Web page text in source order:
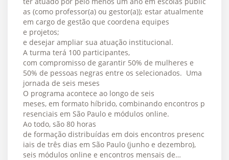
as (como professor(a) ou gestor(a)); estar atualmente
em cargo de gestão que coordena equipes
e projetos;
e desejar ampliar sua atuação institucional.
A turma terá 100 participantes,
com compromisso de garantir 50% de mulheres e
50% de pessoas negras entre os selecionados. Uma
jornada de seis meses
O programa acontece ao longo de seis
meses, em formato híbrido, combinando encontros p
resenciais em São Paulo e módulos online.
Ao todo, são 80 horas
de formação distribuídas em dois encontros presenc
iais de três dias em São Paulo (junho e dezembro),
seis módulos online e encontros mensais de…